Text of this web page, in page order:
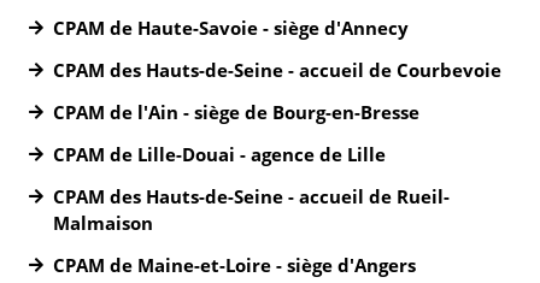
CPAM de Haute-Savoie - siège d'Annecy
CPAM des Hauts-de-Seine - accueil de Courbevoie
CPAM de l'Ain - siège de Bourg-en-Bresse
CPAM de Lille-Douai - agence de Lille
CPAM des Hauts-de-Seine - accueil de Rueil-
Malmaison
CPAM de Maine-et-Loire - siège d'Angers